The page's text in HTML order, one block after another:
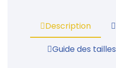
Description
Guide des tailles